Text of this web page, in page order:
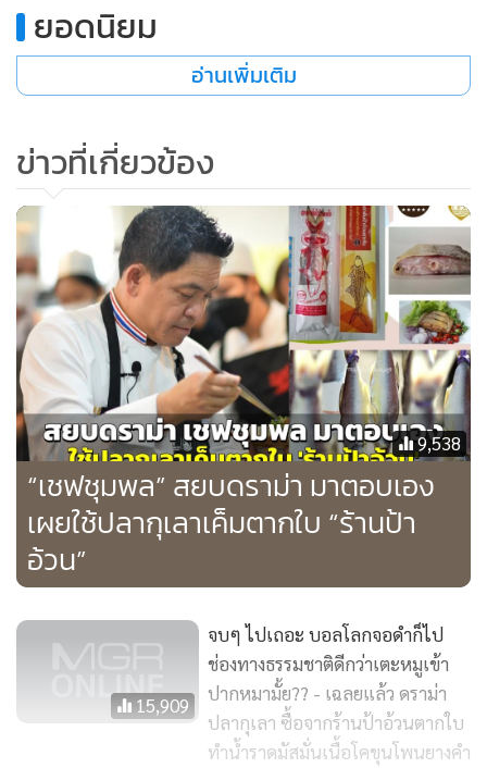
สูง ทำให้หาไก่เบตงแท้ๆ กินได้ยาก
สำหรับไก่เบตง จะถูกเสิร์ฟในเมนูเรียกน้ำย่อยของดีสี่ภาค“ไก่
เป็นอาหารมลายูท้องถิ่น ถือเป็นตัวแทนความอร่อยจากทางภาค
ใต้
ไข่เป็ดไล่ทุ่งสุพรรณบุรี เป็นส่วนหนึ่งของจานสลัด
ยอดนิยม
อ่านเพิ่มเติม
ข่าวที่เกี่ยวข้อง
9,538
“เชฟชุมพล” สยบดราม่า มาตอบเอง
เผยใช้ปลากุเลาเค็มตากใบ “ร้านป้า
อ้วน”
15,909
จบๆ ไปเถอะ บอลโลกจอดำก็ไป
ช่องทางธรรมชาติดีกว่าเตะหมูเข้า
ปากหมามั้ย?? - เฉลยแล้ว ดราม่า
ปลากุเลา ซื้อจากร้านป้าอ้วนตากใบ
ทำน้ำราดมัสมั่นเนื้อโคขุนโพนยางคำ